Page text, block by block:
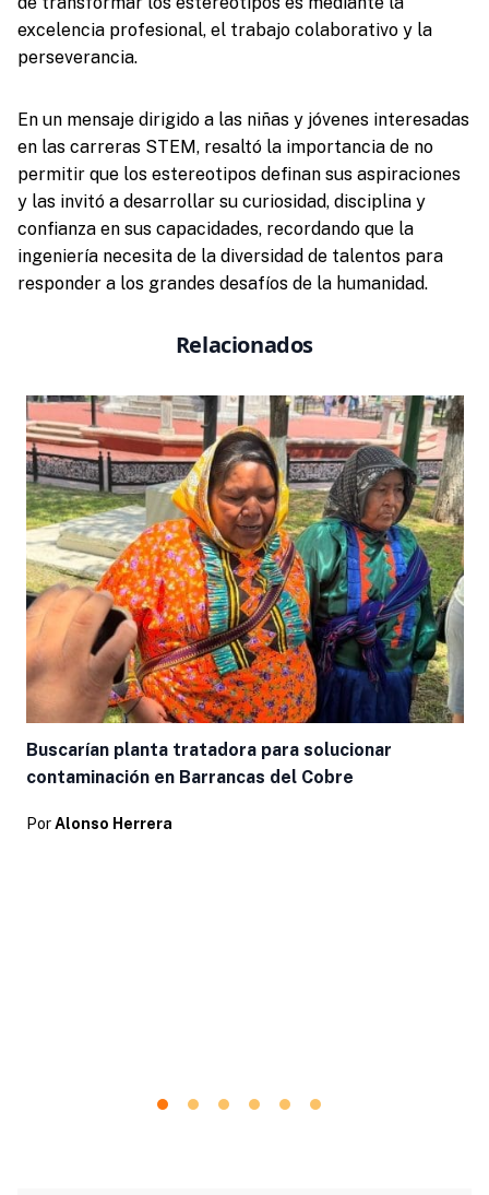
excelencia profesional, el trabajo colaborativo y la
perseverancia.
En un mensaje dirigido a las niñas y jóvenes interesadas
en las carreras STEM, resaltó la importancia de no
permitir que los estereotipos definan sus aspiraciones
y las invitó a desarrollar su curiosidad, disciplina y
confianza en sus capacidades, recordando que la
ingeniería necesita de la diversidad de talentos para
responder a los grandes desafíos de la humanidad.
Relacionados
Buscarían planta tratadora para solucionar
contaminación en Barrancas del Cobre
Por Alonso Herrera